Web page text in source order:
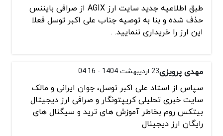
طبق اطلاعیه جدید سایت ارز AGIX از صرافی بایننس
حذف شده و بنا به توصیه جناب علی اکبر توسل فعلا
این ارز را خریداری ننمایید. .
مهدی پرویزی23 اردیبهشت 1404 - 04:16
سپاس از استاد علی اکبر توسل، جوان ایرانی و مالک
سایت خبری تحلیلی کریپتونگار و صرافی ارز دیجیتال
بیتکس روم بخاطر آموزش های ترید و سیگنال های
رایگان ارز دیجینال